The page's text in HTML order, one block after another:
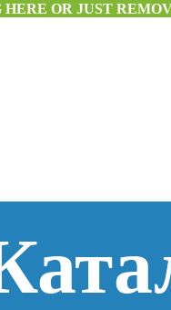
HERE OR JUST